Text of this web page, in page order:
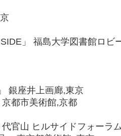
」 福島大学図書館ロビ
銀座井上画廊,東京
京都市美術館,京都
代官山 ヒルサイドフォーラ